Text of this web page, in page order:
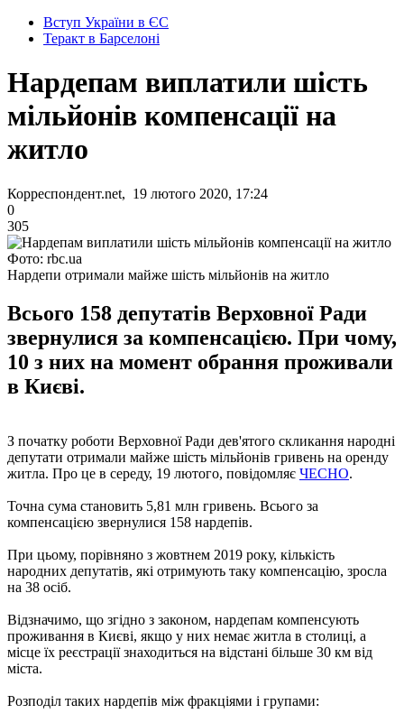
Вступ України в ЄС
Теракт в Барселоні
Нардепам виплатили шість
мільйонів компенсації на
житло
Корреспондент.net, 19 лютого 2020, 17:24
0
305
Фото: rbc.ua
Нардепи отримали майже шість мільйонів на житло
Всього 158 депутатів Верховної Ради
звернулися за компенсацією. При чому,
10 з них на момент обрання проживали
в Києві.
З початку роботи Верховної Ради дев'ятого скликання народні
депутати отримали майже шість мільйонів гривень на оренду
житла. Про це в середу, 19 лютого, повідомляє ЧЕСНО.
Точна сума становить 5,81 млн гривень. Всього за
компенсацією звернулися 158 нардепів.
При цьому, порівняно з жовтнем 2019 року, кількість
народних депутатів, які отримують таку компенсацію, зросла
на 38 осіб.
Відзначимо, що згідно з законом, нардепам компенсують
проживання в Києві, якщо у них немає житла в столиці, а
місце їх реєстрації знаходиться на відстані більше 30 км від
міста.
Розподіл таких нардепів між фракціями і групами: